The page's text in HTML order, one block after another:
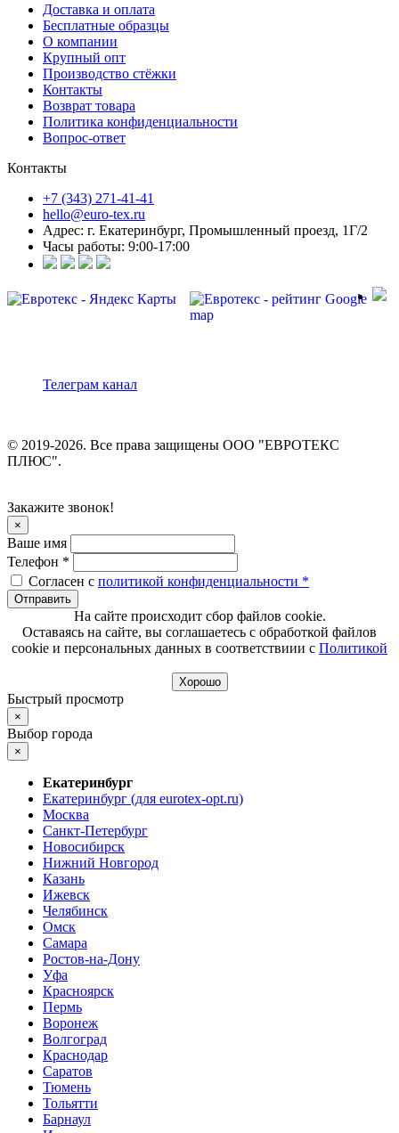
Доставка и оплата
Бесплатные образцы
О компании
Крупный опт
Производство стёжки
Контакты
Возврат товара
Политика конфиденциальности
Вопрос-ответ
Контакты
+7 (343) 271-41-41
hello@euro-tex.ru
Адрес: г. Екатеринбург, Промышленный проезд, 1Г/2
Часы работы: 9:00-17:00
Телеграм канал
© 2019-2026. Все права защищены ООО "ЕВРОТЕКС
ПЛЮС".
Закажите звонок!
×
Ваше имя
Телефон *
Согласен с политикой конфиденциальности *
Отправить
На сайте происходит сбор файлов cookie.
Оставаясь на сайте, вы соглашаетесь с обработкой файлов
cookie и персональных данных в соответствиии с Политикой
Хорошо
Быстрый просмотр
×
Выбор города
×
Екатеринбург
Екатеринбург (для eurotex-opt.ru)
Москва
Санкт-Петербург
Новосибирск
Нижний Новгород
Казань
Ижевск
Челябинск
Омск
Самара
Ростов-на-Дону
Уфа
Красноярск
Пермь
Воронеж
Волгоград
Краснодар
Саратов
Тюмень
Тольятти
Барнаул